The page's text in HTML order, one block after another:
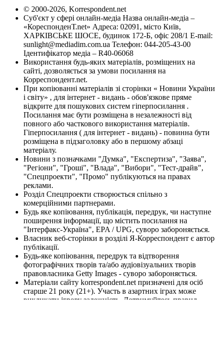
© 2000-2026, Korrespondent.net
Суб'єкт у сфері онлайн-медіа Назва онлайн-медіа –
«КореспонденТ.net» Адреса: 02091, місто Київ,
ХАРКІВСЬКЕ ШОСЕ, будинок 172-Б, офіс 208/1 E-mail:
sunlight@mediadim.com.ua Телефон: 044-205-43-00
Ідентифікатор медіа – R40-06068
Використання будь-яких матеріалів, розміщених на
сайті, дозволяється за умови посилання на
Корреспондент.net.
При копіюванні матеріалів зі сторінки « Новини України
і світу» , для інтернет - видань - обов'язкове пряме
відкрите для пошукових систем гіперпосилання .
Посилання має бути розміщена в незалежності від
повного або часткового використання матеріалів.
Гіперпосилання ( для інтернет - видань) - повинна бути
розміщена в підзаголовку або в першому абзаці
матеріалу.
Новини з позначками "Думка", "Експертиза", "Заява",
"Регіони", "Гроші", "Влада", "Вибори", "Тест-драйв",
"Спецпроекти", "Промо" публікуються на правах
реклами.
Розділ Спецпроекти створюється спільно з
комерційними партнерами.
Будь яке копіювання, публікація, передрук, чи наступне
поширення інформації, що містить посилання на
"Інтерфакс-Україна", EPA / UPG, суворо забороняється.
Власник веб-сторінки в розділі Я-Корреспондент є автор
публікації.
Будь-яке копіювання, передрук та відтворення
фотографічних творів та/або аудіовізуальних творів
правовласника Getty Images - суворо забороняється.
Матеріали сайту korrespondent.net призначені для осіб
старше 21 року (21+). Участь в азартних іграх може
викликати ігрову залежність. Дотримуйтесь правил